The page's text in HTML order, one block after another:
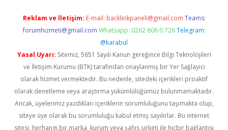
Reklam ve İletişim: E-mail: backlinkpaneli@gmail.com Teams:
forumhizmeti@gmail.com Whatsapp: 0262 606 0 726 Telegram:
@karabul
Yasal Uyarı: Sitemiz, 5651 Sayılı Kanun gereğince Bilgi Teknolojileri
ve İletişim Kurumu (BTK) tarafından onaylanmış bir Yer Sağlayıcı
olarak hizmet vermektedir. Bu nedenle, sitedeki içerikleri proaktif
olarak denetleme veya araştırma yükümlülüğümüz bulunmamaktadır.
Ancak, üyelerimiz yazdıkları içeriklerin sorumluluğunu taşımakta olup,
siteye üye olarak bu sorumluluğu kabul etmiş sayılırlar. Bu internet
sitesi, herhangi bir marka, kurum veya şahıs şirketi ile hiçbir bağlantısı